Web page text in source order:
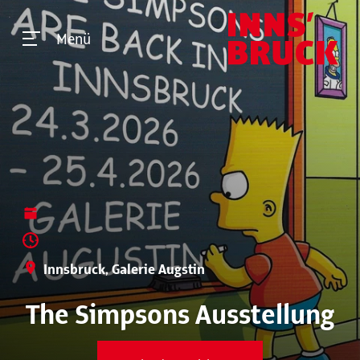
Menü
Innsbruck, Galerie Augstin
The Simpsons Ausstellung